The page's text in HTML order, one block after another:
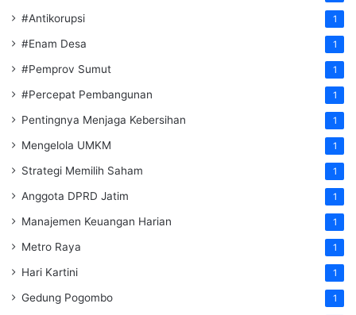
#Antikorupsi 1
#Enam Desa 1
#Pemprov Sumut 1
#Percepat Pembangunan 1
Pentingnya Menjaga Kebersihan 1
Mengelola UMKM 1
Strategi Memilih Saham 1
Anggota DPRD Jatim 1
Manajemen Keuangan Harian 1
Metro Raya 1
Hari Kartini 1
Gedung Pogombo 1